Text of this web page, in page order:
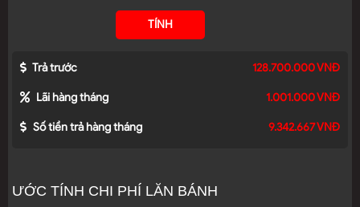
TÍNH
Trả trước 128.700.000 VNĐ
Lãi hàng tháng 1.001.000 VNĐ
Số tiền trả hàng tháng 9.342.667 VNĐ
ƯỚC TÍNH CHI PHÍ LĂN BÁNH